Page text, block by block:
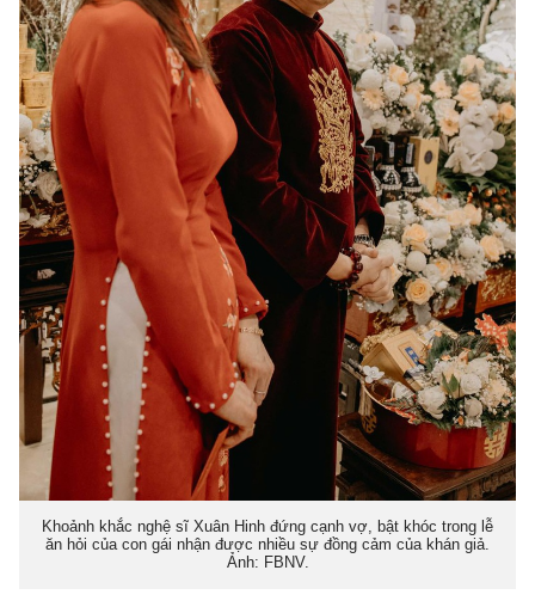
Khoảnh khắc nghệ sĩ Xuân Hinh đứng cạnh vợ, bật khóc trong lễ
ăn hỏi của con gái nhận được nhiều sự đồng cảm của khán giả.
Ảnh: FBNV.